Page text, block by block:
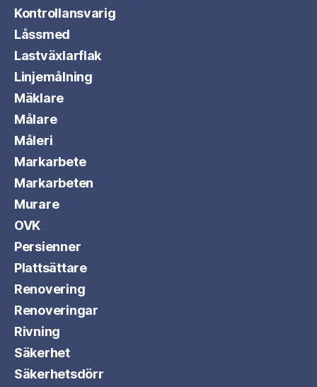
Kontrollansvarig
Låssmed
Lastväxlarflak
Linjemålning
Mäklare
Målare
Måleri
Markarbete
Markarbeten
Murare
OVK
Persienner
Plattsättare
Renovering
Renoveringar
Rivning
Säkerhet
Säkerhetsdörr